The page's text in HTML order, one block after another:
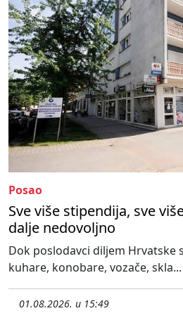
Posao
Sve više stipendija, sve
dalje nedovoljno
Dok poslodavci diljem Hrvatske
kuhare, konobare, vozače, skla...
01.08.2026. u 15:49